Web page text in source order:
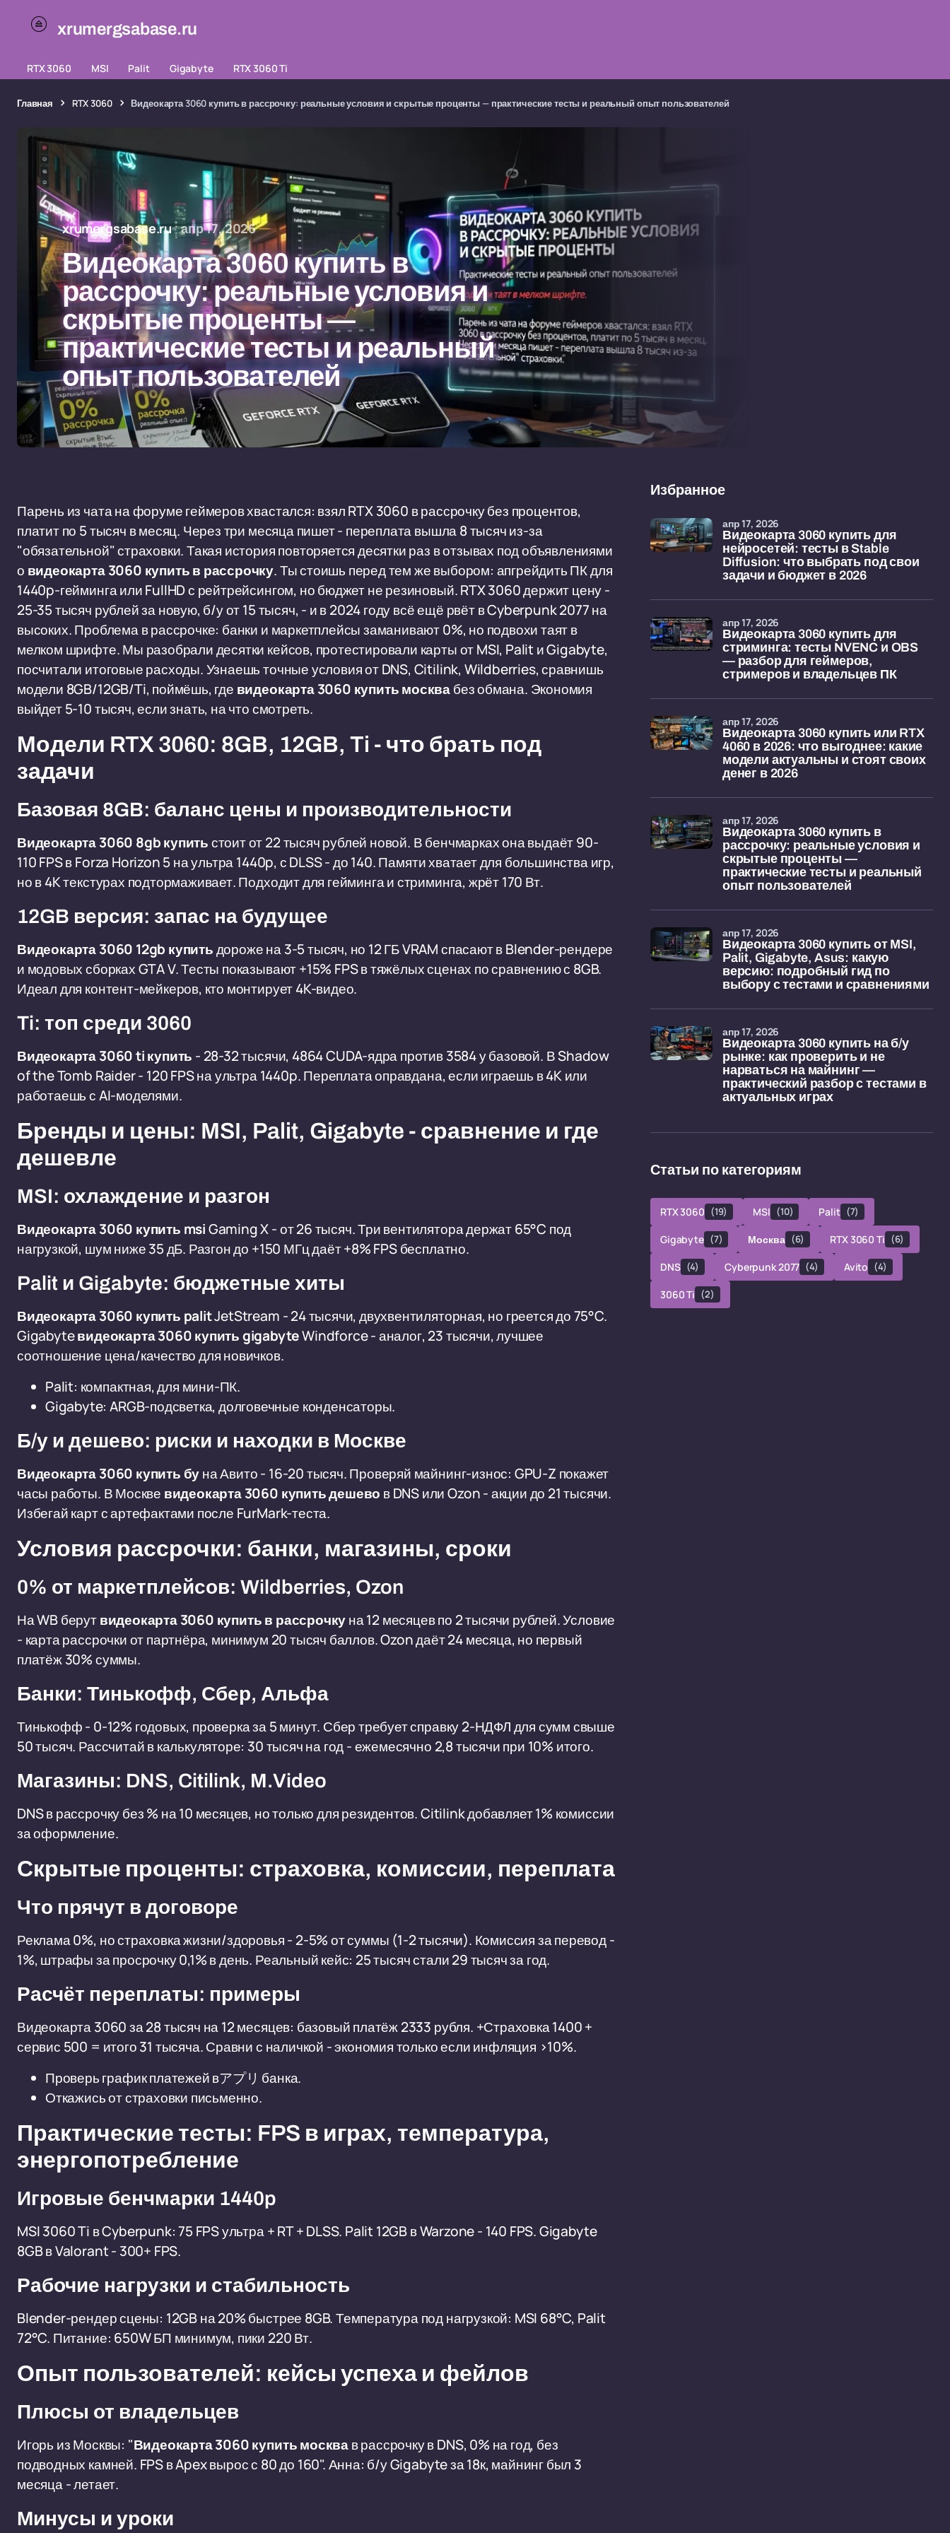
xrumergsabase.ru
RTX 3060 MSI Palit Gigabyte RTX 3060 Ti
Главная RTX 3060 Видеокарта 3060 купить в рассрочку: реальные условия и скрытые проценты — практические тесты и реальный опыт пользователей
xrumergsabase.ru апр 17, 2026
Видеокарта 3060 купить в
рассрочку: реальные условия и
скрытые проценты —
практические тесты и реальный
опыт пользователей
Парень из чата на форуме геймеров хвастался: взял RTX 3060 в рассрочку без процентов,
платит по 5 тысяч в месяц. Через три месяца пишет - переплата вышла 8 тысяч из-за
"обязательной" страховки. Такая история повторяется десятки раз в отзывах под объявлениями
о видеокарта 3060 купить в рассрочку. Ты стоишь перед тем же выбором: апгрейдить ПК для
1440p-гейминга или FullHD с рейтрейсингом, но бюджет не резиновый. RTX 3060 держит цену -
25-35 тысяч рублей за новую, б/у от 15 тысяч, - и в 2024 году всё ещё рвёт в Cyberpunk 2077 на
высоких. Проблема в рассрочке: банки и маркетплейсы заманивают 0%, но подвохи таят в
мелком шрифте. Мы разобрали десятки кейсов, протестировали карты от MSI, Palit и Gigabyte,
посчитали итоговые расходы. Узнаешь точные условия от DNS, Citilink, Wildberries, сравнишь
модели 8GB/12GB/Ti, поймёшь, где видеокарта 3060 купить москвабез обмана. Экономия
выйдет 5-10 тысяч, если знать, на что смотреть.
Модели RTX 3060: 8GB, 12GB, Ti - что брать под
задачи
Базовая 8GB: баланс цены и производительности
Видеокарта 3060 8gb купитьстоит от 22 тысяч рублей новой. В бенчмарках она выдаёт 90-
110 FPS в Forza Horizon 5 на ультра 1440p, с DLSS - до 140. Памяти хватает для большинства игр,
но в 4K текстурах подтормаживает. Подходит для гейминга и стриминга, жрёт 170 Вт.
12GB версия: запас на будущее
Видеокарта 3060 12gb купитьдороже на 3-5 тысяч, но 12 ГБ VRAM спасают в Blender-рендере
и модовых сборках GTA V. Тесты показывают +15% FPS в тяжёлых сценах по сравнению с 8GB.
Идеал для контент-мейкеров, кто монтирует 4K-видео.
Ti: топ среди 3060
Видеокарта 3060 ti купить - 28-32 тысячи, 4864 CUDA-ядра против 3584 у базовой. В Shadow
of the Tomb Raider - 120 FPS на ультра 1440p. Переплата оправдана, если играешь в 4K или
работаешь с AI-моделями.
Бренды и цены: MSI, Palit, Gigabyte - сравнение и где
дешевле
MSI: охлаждение и разгон
Видеокарта 3060 купить msiGaming X - от 26 тысяч. Три вентилятора держат 65°C под
нагрузкой, шум ниже 35 дБ. Разгон до +150 МГц даёт +8% FPS бесплатно.
Palit и Gigabyte: бюджетные хиты
Видеокарта 3060 купить palitJetStream - 24 тысячи, двухвентиляторная, но греется до 75°C.
Gigabyteвидеокарта 3060 купить gigabyteWindforce - аналог, 23 тысячи, лучшее
соотношение цена/качество для новичков.
Palit: компактная, для мини-ПК.
Gigabyte: ARGB-подсветка, долговечные конденсаторы.
Б/у и дешево: риски и находки в Москве
Видеокарта 3060 купить буна Авито - 16-20 тысяч. Проверяй майнинг-износ: GPU-Z покажет
часы работы. В Москве видеокарта 3060 купить дешево в DNS или Ozon - акции до 21 тысячи.
Избегай карт с артефактами после FurMark-теста.
Условия рассрочки: банки, магазины, сроки
0% от маркетплейсов: Wildberries, Ozon
На WB берутвидеокарта 3060 купить в рассрочкуна 12 месяцев по 2 тысячи рублей. Условие
- карта рассрочки от партнёра, минимум 20 тысяч баллов. Ozon даёт 24 месяца, но первый
платёж 30% суммы.
Банки: Тинькофф, Сбер, Альфа
Тинькофф - 0-12% годовых, проверка за 5 минут. Сбер требует справку 2-НДФЛ для сумм свыше
50 тысяч. Рассчитай в калькуляторе: 30 тысяч на год - ежемесячно 2,8 тысячи при 10% итого.
Магазины: DNS, Citilink, M.Video
DNS в рассрочку без % на 10 месяцев, но только для резидентов. Citilink добавляет 1% комиссии
за оформление.
Скрытые проценты: страховка, комиссии, переплата
Что прячут в договоре
Реклама 0%, но страховка жизни/здоровья - 2-5% от суммы (1-2 тысячи). Комиссия за перевод -
1%, штрафы за просрочку 0,1% в день. Реальный кейс: 25 тысяч стали 29 тысяч за год.
Расчёт переплаты: примеры
Видеокарта 3060 за 28 тысяч на 12 месяцев: базовый платёж 2333 рубля. +Страховка 1400 +
сервис 500 = итого 31 тысяча. Сравни с наличкой - экономия только если инфляция >10%.
Проверь график платежей вアプリ банка.
Откажись от страховки письменно.
Практические тесты: FPS в играх, температура,
энергопотребление
Игровые бенчмарки 1440p
MSI 3060 Ti в Cyberpunk: 75 FPS ультра + RT + DLSS. Palit 12GB в Warzone - 140 FPS. Gigabyte
8GB в Valorant - 300+ FPS.
Рабочие нагрузки и стабильность
Blender-рендер сцены: 12GB на 20% быстрее 8GB. Температура под нагрузкой: MSI 68°C, Palit
72°C. Питание: 650W БП минимум, пики 220 Вт.
Опыт пользователей: кейсы успеха и фейлов
Плюсы от владельцев
Игорь из Москвы: "Видеокарта 3060 купить москвав рассрочку в DNS, 0% на год, без
подводных камней. FPS в Apex вырос с 80 до 160". Анна: б/у Gigabyte за 18к, майнинг был 3
месяца - летает.
Минусы и уроки
Избранное
Видеокарта 3060 купить для
нейросетей: тесты в Stable
Diffusion: что выбрать под свои
задачи и бюджет в 2026
апр 17, 2026
Видеокарта 3060 купить для
стриминга: тесты NVENC и OBS
— разбор для геймеров,
стримеров и владельцев ПК
апр 17, 2026
Видеокарта 3060 купить или RTX
4060 в 2026: что выгоднее: какие
модели актуальны и стоят своих
денег в 2026
апр 17, 2026
Видеокарта 3060 купить в
рассрочку: реальные условия и
скрытые проценты —
практические тесты и реальный
опыт пользователей
апр 17, 2026
Видеокарта 3060 купить от MSI,
Palit, Gigabyte, Asus: какую
версию: подробный гид по
выбору с тестами и сравнениями
апр 17, 2026
Видеокарта 3060 купить на б/у
рынке: как проверить и не
нарваться на майнинг —
практический разбор с тестами в
актуальных играх
апр 17, 2026
Статьи по категориям
RTX 3060 (19) MSI (10) Palit (7)
Gigabyte (7) Москва (6) RTX 3060 Ti (6)
DNS (4) Cyberpunk 2077 (4) Avito (4)
3060 Ti (2)